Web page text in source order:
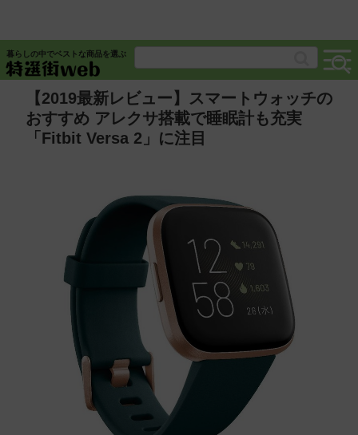
暮らしの中でベストな商品を選ぶ
【2019最新レビュー】スマートウォッチの
おすすめ アレクサ搭載で睡眠計も充実
「Fitbit Versa 2」に注目